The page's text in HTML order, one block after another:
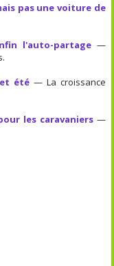
pas une voiture de
l'auto-partage—
été— La croissance
les caravaniers—